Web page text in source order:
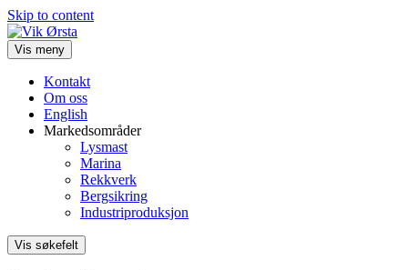
Skip to content
Vis meny
Kontakt
Om oss
English
Markedsområder
Lysmast
Marina
Rekkverk
Bergsikring
Industriproduksjon
Vis søkefelt